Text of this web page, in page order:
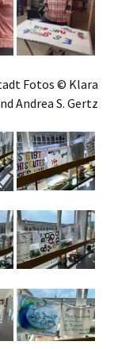
Fotos © Klara
Andrea S. Gertz